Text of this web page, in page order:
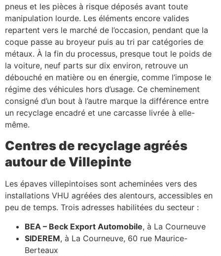
pneus et les pièces à risque déposés avant toute
manipulation lourde. Les éléments encore valides
repartent vers le marché de l’occasion, pendant que la
coque passe au broyeur puis au tri par catégories de
métaux. À la fin du processus, presque tout le poids de
la voiture, neuf parts sur dix environ, retrouve un
débouché en matière ou en énergie, comme l’impose le
régime des véhicules hors d’usage. Ce cheminement
consigné d’un bout à l’autre marque la différence entre
un recyclage encadré et une carcasse livrée à elle-
même.
Centres de recyclage agréés
autour de Villepinte
Les épaves villepintoises sont acheminées vers des
installations VHU agréées des alentours, accessibles en
peu de temps. Trois adresses habilitées du secteur :
BEA – Beck Export Automobile, à La Courneuve
SIDEREM, à La Courneuve, 60 rue Maurice-
Berteaux